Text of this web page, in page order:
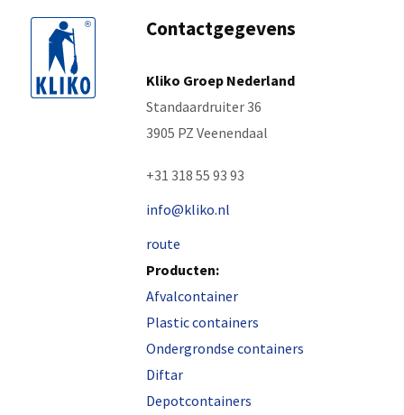
Contactgegevens
Kliko Groep Nederland
Standaardruiter 36
3905 PZ Veenendaal
+31 318 55 93 93
info@kliko.nl
route
Producten:
Afvalcontainer
Plastic containers
Ondergrondse containers
Diftar
Depotcontainers